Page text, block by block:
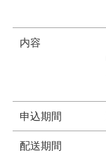
内容
申込期間
配送期間